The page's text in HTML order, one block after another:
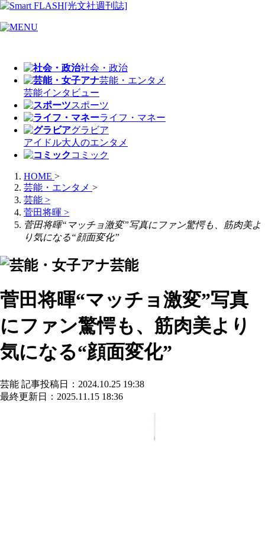
社会・政治
芸能・エンタメ
芸能インタビュー
スポーツ
ライフ・マネー
グラビア
アイドル大人のエンタメ
コミック
HOME >
芸能・エンタメ >
芸能 >
菅田将暉 >
菅田将暉“マッチョ激変”写真にファン驚愕も、筋肉美よ
り気になる“顔面変化”
芸能
菅田将暉“マッチョ激変”写真
にファン驚愕も、筋肉美より
気になる“顔面変化”
芸能 記事投稿日：2024.10.25 19:38
最終更新日：2025.11.15 18:36